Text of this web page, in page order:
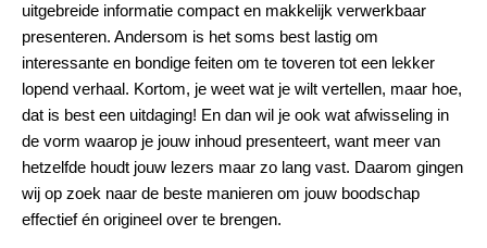
uitgebreide informatie compact en makkelijk verwerkbaar
presenteren. Andersom is het soms best lastig om
interessante en bondige feiten om te toveren tot een lekker
lopend verhaal. Kortom, je weet wat je wilt vertellen, maar hoe,
dat is best een uitdaging! En dan wil je ook wat afwisseling in
de vorm waarop je jouw inhoud presenteert, want meer van
hetzelfde houdt jouw lezers maar zo lang vast. Daarom gingen
wij op zoek naar de beste manieren om jouw boodschap
effectief én origineel over te brengen.